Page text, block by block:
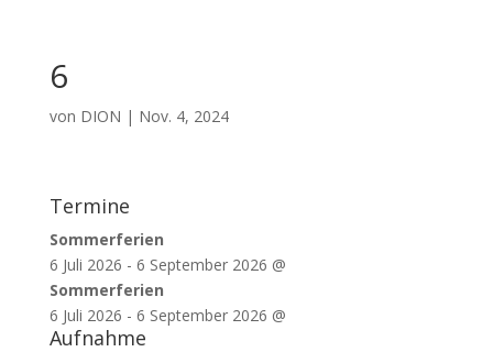
6
von DION | Nov. 4, 2024
Termine
Sommerferien
6 Juli 2026 - 6 September 2026 @
Sommerferien
6 Juli 2026 - 6 September 2026 @
Aufnahme